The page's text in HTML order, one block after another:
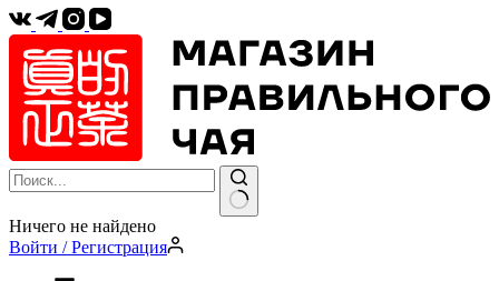
Ничего не найдено
Войти / Регистрация